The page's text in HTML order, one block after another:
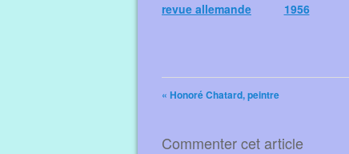
revue allemande
1956
« Honoré Chatard, peintre
Commenter cet article